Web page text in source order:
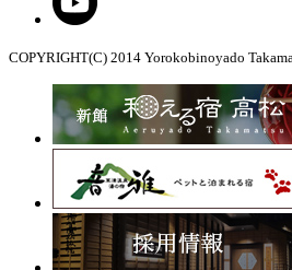
COPYRIGHT(C) 2014 Yorokobinoyado